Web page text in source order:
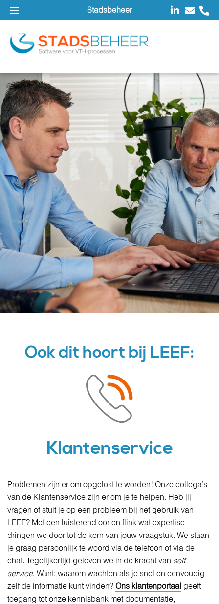
Stadsbeheer
Ook dit hoort bij LEEF:
Klantenservice
Problemen zijn er om opgelost te worden! Onze collega’s
van de Klantenservice zijn er om je te helpen. Heb jij
vragen of stuit je op een probleem bij het gebruik van
LEEF? Met een luisterend oor en flink wat expertise
dringen we door tot de kern van jouw vraagstuk. We staan
je graag persoonlijk te woord via de telefoon of via de
chat. Tegelijkertijd geloven we in de kracht van self
service. Want: waarom wachten als je snel en eenvoudig
zelf de informatie kunt vinden? Ons klantenportaal geeft
toegang tot onze kennisbank met documentatie,